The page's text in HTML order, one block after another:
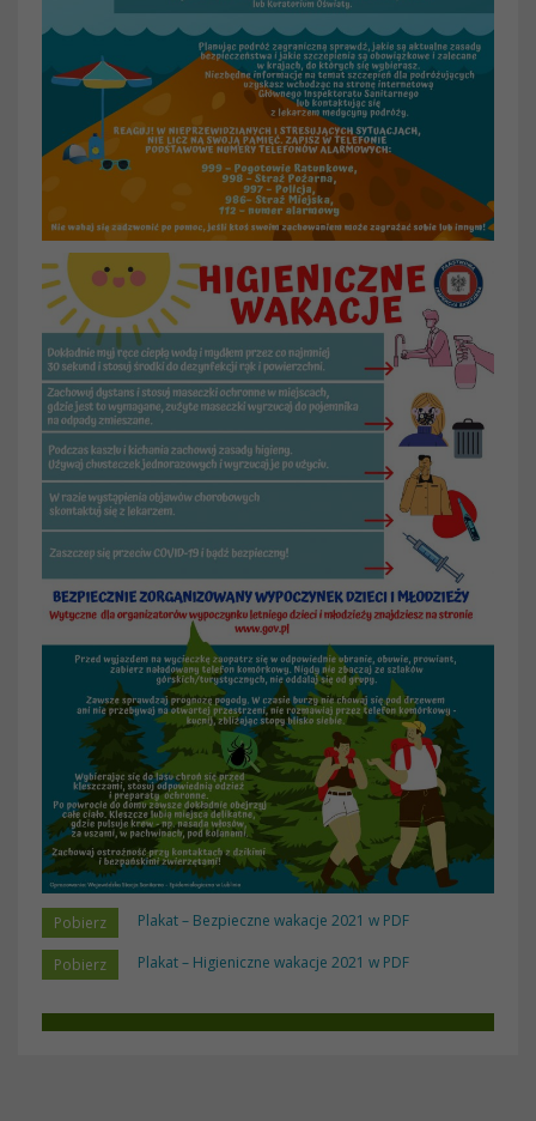
Plakat – Bezpieczne wakacje 2021 w PDF
Plakat – Higieniczne wakacje 2021 w PDF